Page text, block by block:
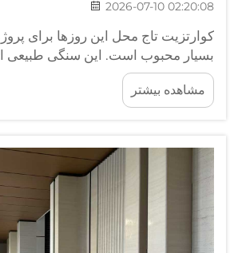
2026-07-10 02:20:08
کوارتزیت تاج محل این روزها برای
بسیار محبوب است. این سنگی
بسیار زیبا و همچنین بسیار مقاوم دارد.
صفحه‌های آشپزخانه، کف‌پوش یا حتی
استفاده می‌کنند. مقدمه هنگام انتخاب
مشاهده بیشتر